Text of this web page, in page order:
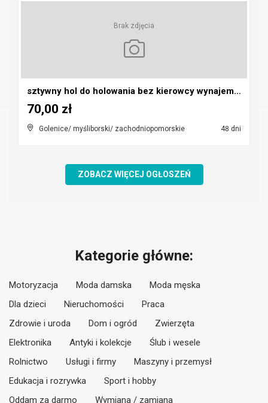
Brak zdjęcia
sztywny hol do holowania bez kierowcy wynajem 99 z...
Golenice/ myśliborski/ zachodniopomorskie 48 dni
70,00 zł
ZOBACZ WIĘCEJ OGŁOSZEŃ
Kategorie główne:
Motoryzacja Moda damska
Moda męska
Dla dzieci
Nieruchomości
Praca
Zdrowie i uroda
Dom i ogród
Zwierzęta
Elektronika
Antyki i kolekcje
Ślub i wesele
Rolnictwo
Usługi i firmy
Maszyny i przemysł
Edukacja i rozrywka
Sport i hobby
Oddam za darmo
Wymiana / zamiana